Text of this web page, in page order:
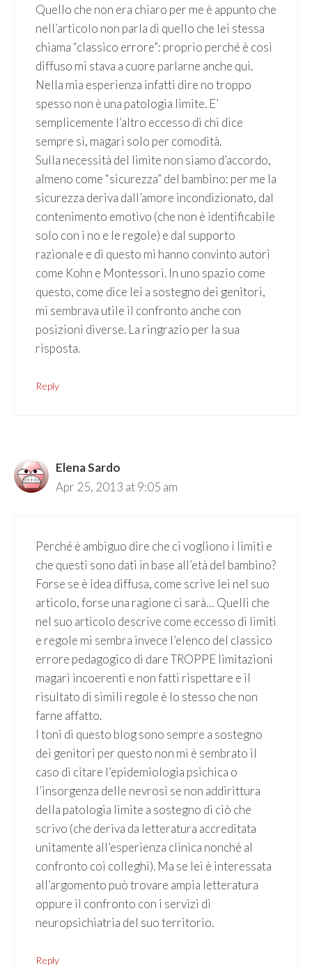
Quello che non era chiaro per me è appunto che
nell’articolo non parla di quello che lei stessa
chiama “classico errore”: proprio perché è così
diffuso mi stava a cuore parlarne anche qui.
Nella mia esperienza infatti dire no troppo
spesso non è una patologia limite. E’
semplicemente l’altro eccesso di chi dice
sempre sì, magari solo per comodità.
Sulla necessità del limite non siamo d’accordo,
almeno come “sicurezza” del bambino: per me la
sicurezza deriva dall’amore incondizionato, dal
contenimento emotivo (che non è identificabile
solo con i no e le regole) e dal supporto
razionale e di questo mi hanno convinto autori
come Kohn e Montessori. In uno spazio come
questo, come dice lei a sostegno dei genitori,
mi sembrava utile il confronto anche con
posizioni diverse. La ringrazio per la sua
risposta.
Reply
Elena Sardo
Apr 25, 2013 at 9:05 am
Perché è ambiguo dire che ci vogliono i limiti e
che questi sono dati in base all’età del bambino?
Forse se è idea diffusa, come scrive lei nel suo
articolo, forse una ragione ci sarà… Quelli che
nel suo articolo descrive come eccesso di limiti
e regole mi sembra invece l’elenco del classico
errore pedagogico di dare TROPPE limitazioni
magari incoerenti e non fatti rispettare e il
risultato di simili regole è lo stesso che non
farne affatto.
I toni di questo blog sono sempre a sostegno
dei genitori per questo non mi è sembrato il
caso di citare l’epidemiologia psichica o
l’insorgenza delle nevrosi se non addirittura
della patologia limite a sostegno di ciò che
scrivo (che deriva da letteratura accreditata
unitamente all’esperienza clinica nonché al
confronto coi colleghi). Ma se lei è interessata
all’argomento può trovare ampia letteratura
oppure il confronto con i servizi di
neuropsichiatria del suo territorio.
Reply